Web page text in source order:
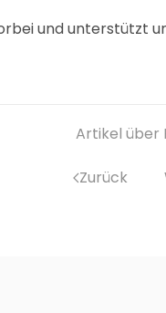
und unterstützt
Artikel über
Zurück